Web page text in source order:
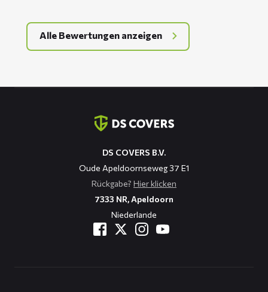
Alle Bewertungen anzeigen
DS COVERS B.V.
Oude Apeldoornseweg 37 E1
Rückgabe? Hier klicken
7333 NR, Apeldoorn
Niederlande